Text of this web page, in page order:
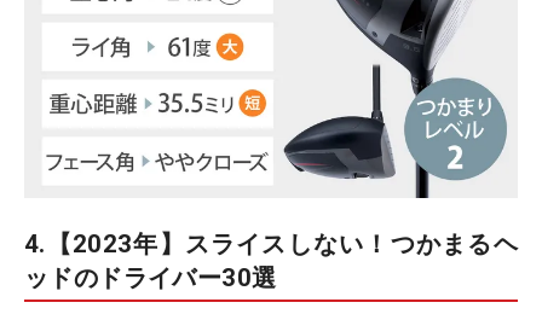
4.【2023年】スライスしない！つかまるヘ
ッドのドライバー30選